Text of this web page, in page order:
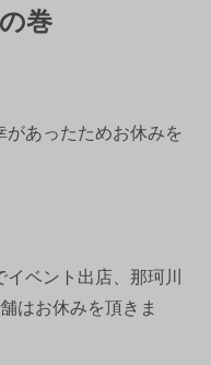
巻
あったためお休みを
イベント出店、那珂川
はお休みを頂きま